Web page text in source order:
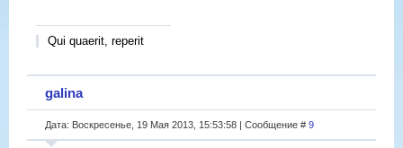
Qui quaerit, reperit
galina
Дата: Воскресенье, 19 Мая 2013, 15:53:58 | Сообщение # 9